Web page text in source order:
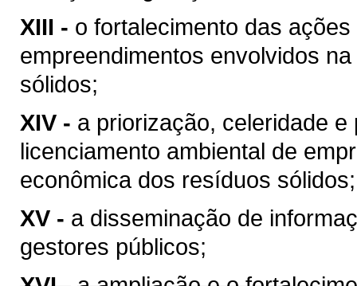
XIII - o fortalecimento das
empreendimentos envolvidos
sólidos;
XIV - a priorização, celeridade
licenciamento ambiental de
econômica dos resíduos sólidos;
XV - a disseminação de
gestores públicos;